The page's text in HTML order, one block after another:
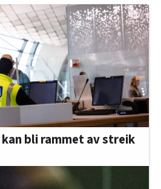
bli rammet av streik